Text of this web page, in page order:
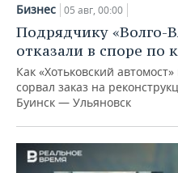
Бизнес 05 авг, 00:00
Подрядчику «Волго-
отказали в споре по
Как «Хотьковский
сорвал заказ на
Буинск — Ульяновск